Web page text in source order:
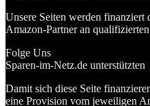
Unsere Seiten werden
Amazon-Partner an
Folge Uns
Sparen-im-Netz.de unterstützten
Damit sich diese Seite
eine Provision vom jeweiligen